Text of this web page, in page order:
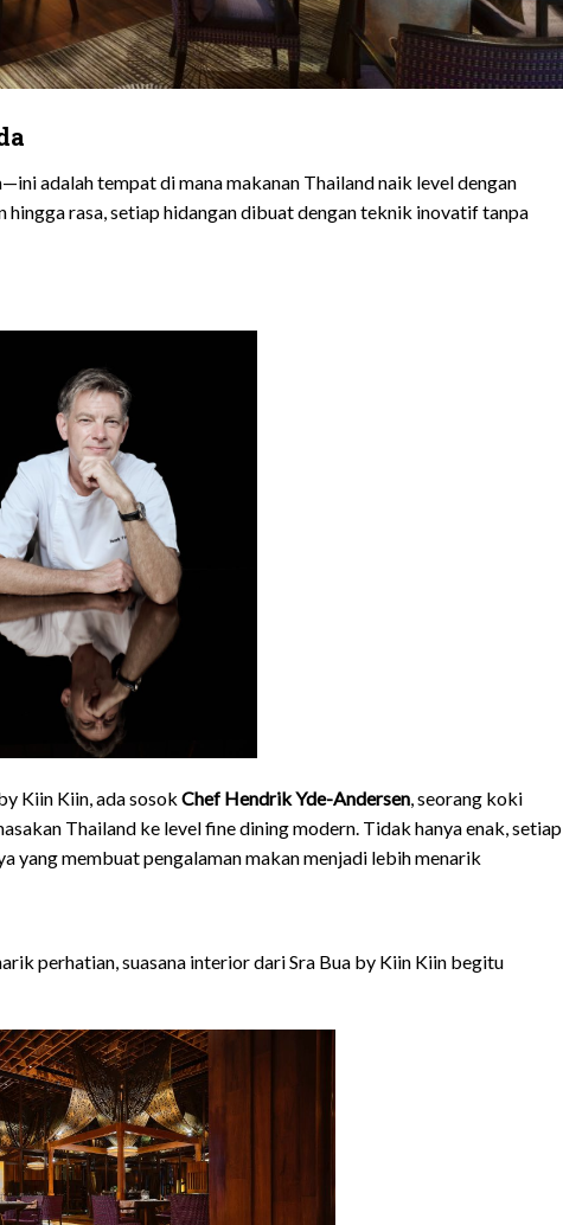
adalah tempat di mana makanan Thailand naik level dengan
hingga rasa, setiap hidangan dibuat dengan teknik inovatif tanpa
Kiin Kiin, ada sosok Chef Hendrik Yde-Andersen , seorang koki
Thailand ke level fine dining modern. Tidak hanya enak, setiap
yang membuat pengalaman makan menjadi lebih menarik
perhatian, suasana interior dari Sra Bua by Kiin Kiin begitu